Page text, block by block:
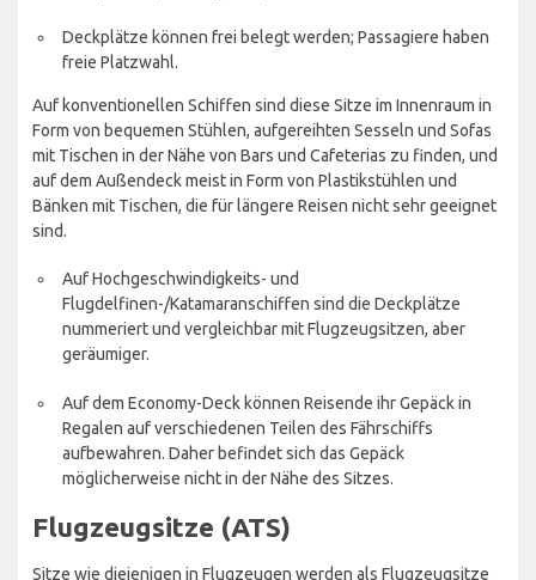
Deckplätze können frei belegt werden; Passagiere haben
freie Platzwahl.
Auf konventionellen Schiffen sind diese Sitze im Innenraum in
Form von bequemen Stühlen, aufgereihten Sesseln und Sofas
mit Tischen in der Nähe von Bars und Cafeterias zu finden, und
auf dem Außendeck meist in Form von Plastikstühlen und
Bänken mit Tischen, die für längere Reisen nicht sehr geeignet
sind.
Auf Hochgeschwindigkeits- und
Flugdelfinen-/Katamaranschiffen sind die Deckplätze
nummeriert und vergleichbar mit Flugzeugsitzen, aber
geräumiger.
Auf dem Economy-Deck können Reisende ihr Gepäck in
Regalen auf verschiedenen Teilen des Fährschiffs
aufbewahren. Daher befindet sich das Gepäck
möglicherweise nicht in der Nähe des Sitzes.
Flugzeugsitze (ATS)
Sitze wie diejenigen in Flugzeugen werden als Flugzeugsitze